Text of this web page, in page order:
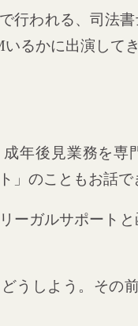
行われる、司法
るかに出演して
年後見業務を専
」のこともお話
ーガルサポート
うしよう。その